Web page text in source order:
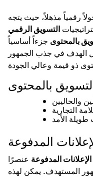
رقمياً مذهلاً، حيث يتجه
التسويق الرقمي
بالمحتوى جزءاً أساسياً
الهدف في جذب الجمهور
بالمحتوى
المدفوعة
الإعلانات المدفوعة عنصرًا
المستهدف. يمكن لهذه